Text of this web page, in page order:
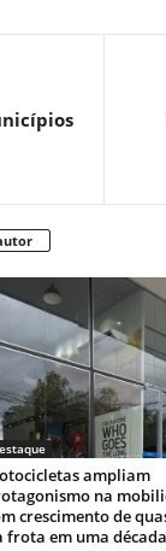
ampliam
na
crescimento de
frota em uma década